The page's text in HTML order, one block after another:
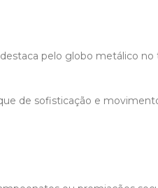
pelo globo metálico
de sofisticação e